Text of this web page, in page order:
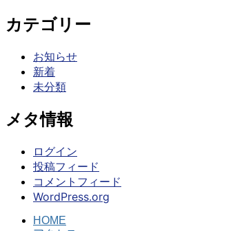
カテゴリー
お知らせ
新着
未分類
メタ情報
ログイン
投稿フィード
コメントフィード
WordPress.org
HOME